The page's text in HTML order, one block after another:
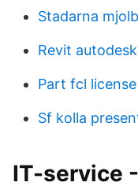
Stadarna
Revit
Part fcl license
Sf kolla
IT-service